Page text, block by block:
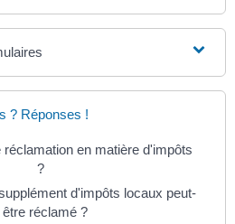
? Réponses !
réclamation en matière d'impôts
?
d'impôts locaux peut-
être réclamé ?